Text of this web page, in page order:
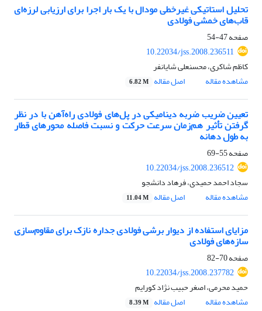
تحلیل استاتیکی غیرخطی مودال با یک بار اجرا برای ارزیابی لرزه‌ای
قاب‌های خمشی فولادی
صفحه47-54
10.22034/jss.2008.236511
کاظم شاکری، محسنعلی شایانفر
مشاهده مقاله
اصل مقاله 6.82 M
تعیین ضریب ضربه دینامیکی در پل‌های فولادی راه‌آهن با در نظر
گرفتن تأثیر هم‌زمان سرعت حرکت و نسبت فاصله محورهای قطار
به طول دهانه
صفحه55-69
10.22034/jss.2008.236512
سجاد احمد حمیدی، فرهاد دانشجو
مشاهده مقاله
اصل مقاله 11.04 M
مزایای استفاده از دیوار برشی فولادی جداره نازک برای مقاوم‌سازی
سازه‌های فولادی
صفحه70-82
10.22034/jss.2008.237782
حمید محرمی، اصغر حبیب نژاد کورایم
مشاهده مقاله
اصل مقاله 8.39 M